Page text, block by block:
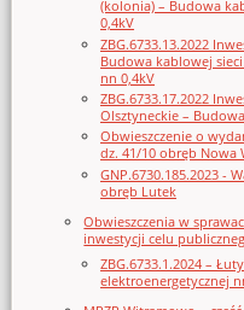
(kolonia) – Budowa
0,4kV
ZBG.6733.13.2022
Budowa kablowej
nn 0,4kV
ZBG.6733.17.2022
Olsztyneckie –
Obwieszczenie o
dz. 41/10 obręb Nowa
GNP.6730.185.2023 -
obręb Lutek
Obwieszczenia w
inwestycji celu
ZBG.6733.1.2024 –
elektroenergetycznej